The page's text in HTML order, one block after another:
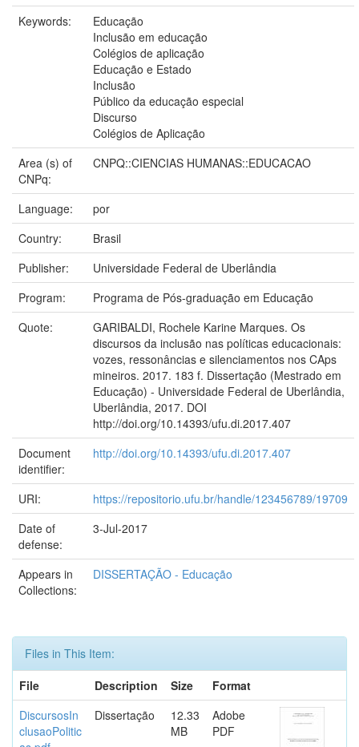
Keywords:
Educação
Inclusão em educação
Colégios de aplicação
Educação e Estado
Inclusão
Público da educação especial
Discurso
Colégios de Aplicação
Area (s) of
CNPq:
CNPQ::CIENCIAS HUMANAS::EDUCACAO
Language:
por
Country:
Brasil
Publisher:
Universidade Federal de Uberlândia
Program:
Programa de Pós-graduação em Educação
Quote:
GARIBALDI, Rochele Karine Marques. Os
discursos da inclusão nas políticas educacionais:
vozes, ressonâncias e silenciamentos nos CAps
mineiros. 2017. 183 f. Dissertação (Mestrado em
Educação) - Universidade Federal de Uberlândia,
Uberlândia, 2017. DOI
http://doi.org/10.14393/ufu.di.2017.407
Document
identifier:
http://doi.org/10.14393/ufu.di.2017.407
URI:
https://repositorio.ufu.br/handle/123456789/19709
Date of
defense:
3-Jul-2017
Appears in
Collections:
DISSERTAÇÃO - Educação
Files in This Item:
File
Description Size
Format
DiscursosIn
clusaoPolitic
Dissertação
12.33
MB
Adobe
PDF